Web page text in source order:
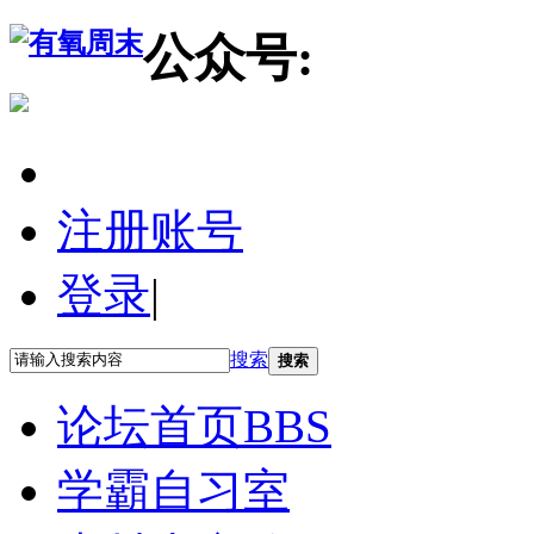
公众号:
注册账号
登录|
搜索 搜索
论坛首页BBS
学霸自习室